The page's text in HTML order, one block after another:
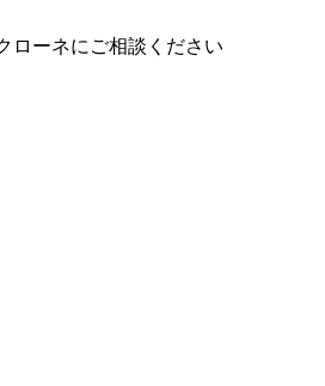
ローネにご相談ください